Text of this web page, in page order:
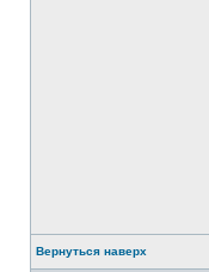
Вернуться наверх